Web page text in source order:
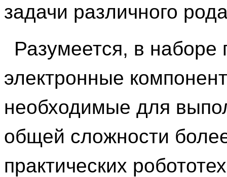
задачи различного
Разумеется, в наборе
электронные
необходимые для
общей сложности
практических